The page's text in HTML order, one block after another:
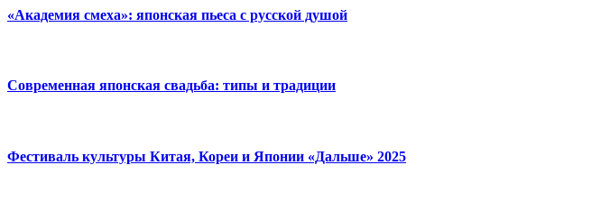
«Академия смеха»: японская пьеса с русской душой
Современная японская свадьба: типы и традиции
Фестиваль культуры Китая, Кореи и Японии «Дальше» 2025